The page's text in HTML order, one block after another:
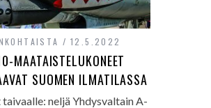
12.5.2022
MAATAISTELUKONEET
SUOMEN ILMATILASSA
neljä Yhdysvaltain A-